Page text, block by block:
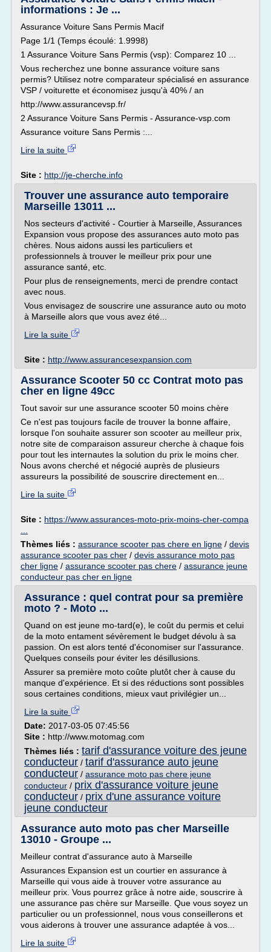
informations : Je ...
Assurance Voiture Sans Permis Macif
Page 1/1 (Temps écoulé: 1.9998)
1 Assurance Voiture Sans Permis (vsp): Comparez 10 ...
Vous recherchez une bonne assurance voiture sans
permis? Utilisez notre comparateur spécialisé en assurance
VSP / voiturette et économisez jusqu'à 40% / an
http://www.assurancevsp.fr/
2 Assurance Voiture Sans Permis - Assurance-vsp.com
Assurance voiture Sans Permis :...
Lire la suite
Site : http://je-cherche.info
Trouver une assurance auto temporaire
Marseille 13011 ...
Nos secteurs d'activité - Courtier à Marseille, Assurances
Expansion vous propose des assurances auto moto pas
chères. Nous aidons aussi les particuliers et
professionnels à trouver le meilleur prix pour une
assurance santé, etc.
Pour plus de renseignements, merci de prendre contact
avec nous.
Vous envisagez de souscrire une assurance auto ou moto
à Marseille alors que vous avez été...
Lire la suite
Site : http://www.assurancesexpansion.com
Assurance Scooter 50 cc Contrat moto pas
cher en ligne 49cc
Tout savoir sur une assurance scooter 50 moins chère
Ce n'est pas toujours facile de trouver la bonne affaire,
lorsque l'on souhaite assurer son scooter au meilleur prix,
notre site de comparaison assureur cherche à chaque fois
pour tout les internautes la solution du prix le moins cher.
Nous avons cherché et négocié auprès de plusieurs
assureurs la possibilité de souscrire directement en...
Lire la suite
Site : https://www.assurances-moto-prix-moins-cher-compa
Thèmes liés : assurance scooter pas chere en ligne / devis
assurance scooter pas cher / devis assurance moto pas
cher ligne / assurance scooter pas chere / assurance jeune
conducteur pas cher en ligne
Assurance : quel contrat pour sa première
moto ? - Moto ...
Quand on est jeune mo-tard(e), le coût du permis et celui
de la moto entament sévèrement le budget dévolu à sa
passion. On est alors tenté d'économiser sur l'assurance.
Quelques conseils pour éviter les désillusions.
Assurer sa première moto coûte plutôt cher à cause du
manque d'expérience. Et si des réductions sont possibles
sous certaines conditions, mieux vaut privilégier un...
Lire la suite
Date: 2017-03-05 07:45:56
Site : http://www.motomag.com
Thèmes liés : tarif d'assurance voiture des jeune
conducteur / tarif d'assurance auto jeune
conducteur / assurance moto pas chere jeune
conducteur / prix d'assurance voiture jeune
conducteur / prix d'une assurance voiture
jeune conducteur
Assurance auto moto pas cher Marseille
13010 - Groupe ...
Meilleur contrat d'assurance auto à Marseille
Assurances Expansion est un courtier en assurance à
Marseille qui vous aide à trouver votre assurance au
meilleur prix. Vous pourrez grâce à notre aide, souscrire à
une assurance pas chère sur Marseille. Que vous soyez un
particulier ou un professionnel, nous vous conseillerons et
vous aiderons à trouver une assurance adaptée à vos...
Lire la suite